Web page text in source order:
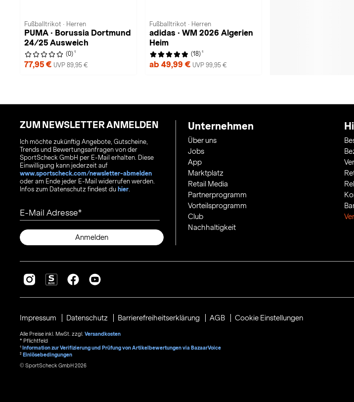
Fußballtrikot · Herren
PUMA · Borussia Dortmund
24/25 Ausweich
(0) 1
77,95 € UVP 89,95 €
Fußballtrikot · Herren
adidas · WM 2026 Algerien
Heim
(18) 1
ab 49,99 € UVP 99,95 €
ZUM NEWSLETTER ANMELDEN
Ich möchte zukünftig Angebote, Gutscheine,
Trends und Bewertungsanfragen von der
SportScheck GmbH per E-Mail erhalten. Diese
Einwilligung kann jederzeit auf
www.sportscheck.com/newsletter-abmelden
oder am Ende jeder E-Mail widerrufen werden.
Infos zum Datenschutz findest du hier.
E-Mail Adresse
Anmelden
Unternehmen
Über uns
Jobs
App
Marktplatz
Retail Media
Partnerprogramm
Vorteilsprogramm
Club
Nachhaltigkeit
Impressum Datenschutz Barrierefreiheitserklärung AGB Cookie Einstellungen
Alle Preise inkl. MwSt. zzgl. Versandkosten
* Pflichtfeld
1 Information zur Verifizierung und Prüfung von Artikelbewertungen via BazaarVoice
² Einlösebedingungen
© SportScheck GmbH 2026